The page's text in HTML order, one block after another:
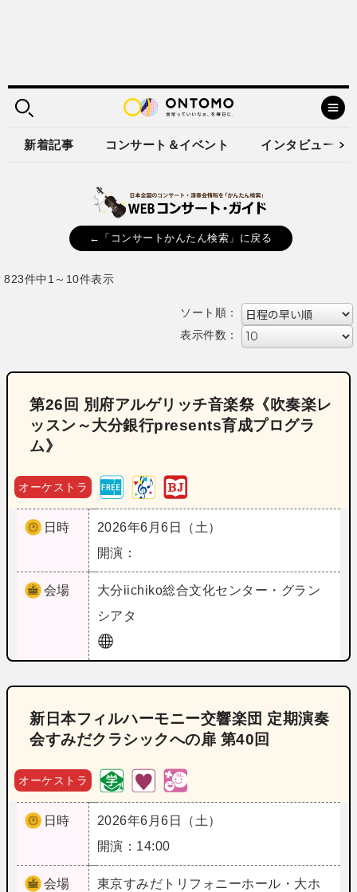
新着記事 コンサート＆イベント インタビュー
←「コンサートかんたん検索」に戻る
823件中1～10件表示
ソート順：
表示件数：
第26回 別府アルゲリッチ音楽祭《吹奏楽レ
ッスン～大分銀行presents育成プログラ
ム》
オーケストラ
日時
2026年6月6日（土）
開演：
会場 大分iichiko総合文化センター・グラン
シアタ
新日本フィルハーモニー交響楽団 定期演奏
会すみだクラシックへの扉 第40回
オーケストラ
日時
2026年6月6日（土）
開演：14:00
会場 東京すみだトリフォニーホール・大ホ